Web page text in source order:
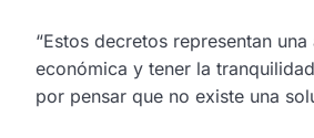
“Estos decretos representan
económica y tener la
por pensar que no existe una